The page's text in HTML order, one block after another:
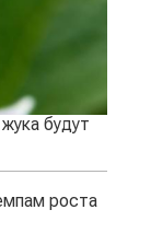
будут
роста